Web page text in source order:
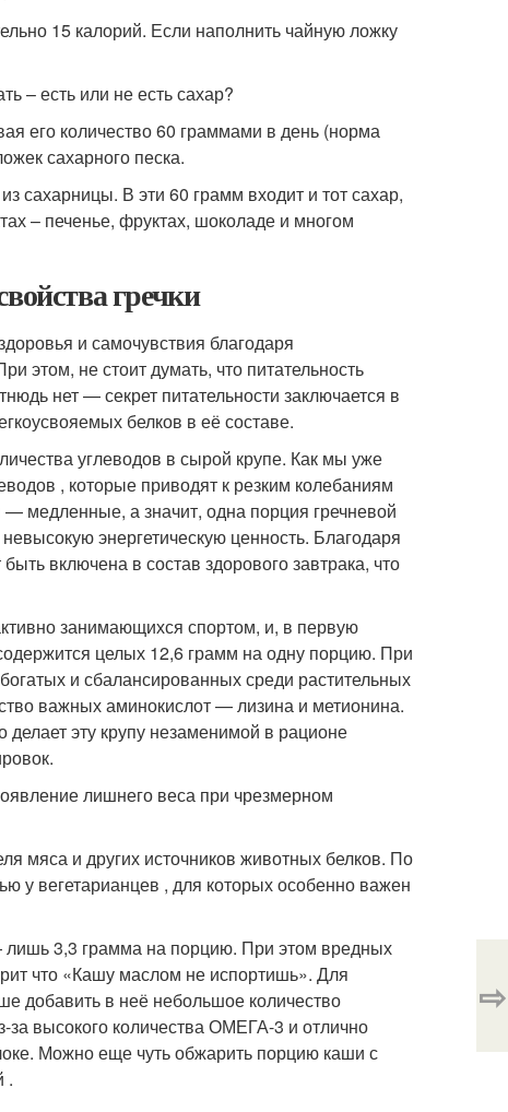
15 калорий. Если наполнить чайную ложку
– есть или не есть сахар?
его количество 60 граммами в день (норма
сахарного песка.
сахарницы. В эти 60 грамм входит и тот сахар,
– печенье, фруктах, шоколаде и многом
гречки
и самочувствия благодаря
этом, не стоит думать, что питательность
нет — секрет питательности заключается в
белков в её составе.
углеводов в сырой крупе. Как мы уже
, которые приводят к резким колебаниям
медленные, а значит, одна порция гречневой
энергетическую ценность. Благодаря
включена в состав здорового завтрака, что
занимающихся спортом, и, в первую
целых 12,6 грамм на одну порцию. При
и сбалансированных среди растительных
важных аминокислот — лизина и метионина.
делает эту крупу незаменимой в рационе
лишнего веса при чрезмерном
мяса и других источников животных белков. По
у вегетарианцев , для которых особенно важен
лишь 3,3 грамма на порцию. При этом вредных
что «Кашу маслом не испортишь». Для
добавить в неё небольшое количество
за высокого количества ОМЕГА-3 и отлично
Можно еще чуть обжарить порцию каши с
.
⇨